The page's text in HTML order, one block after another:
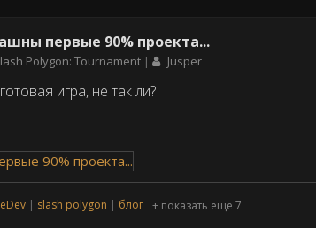
первые 90% проекта...
Polygon: Tournament Jusper
игра, не так ли?
slash polygon блог + показать еще 7